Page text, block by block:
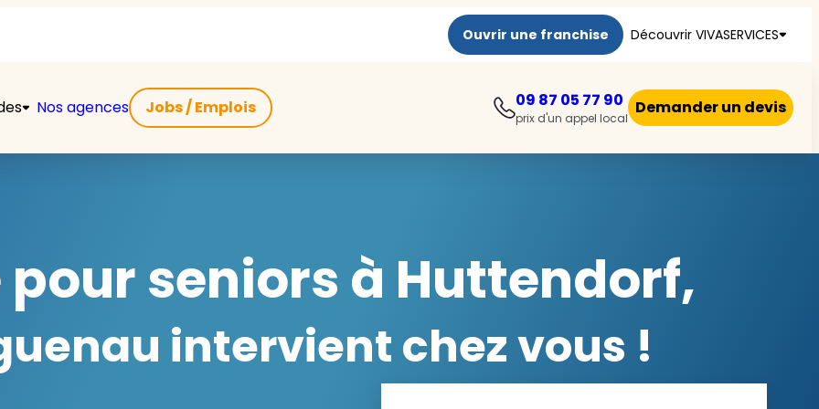
Ouvrir une franchise Découvrir VIVASERVICES
Nos agences Jobs / Emplois 09 87 05 77 90
prix d'un appel local
Demander un devis
seniors à Huttendorf,
intervient chez vous !